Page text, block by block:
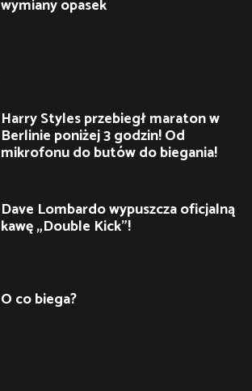
wymiany opasek
Harry Styles przebiegł maraton w
Berlinie poniżej 3 godzin! Od
mikrofonu do butów do biegania!
Dave Lombardo wypuszcza oficjalną
kawę „Double Kick”!
O co biega?